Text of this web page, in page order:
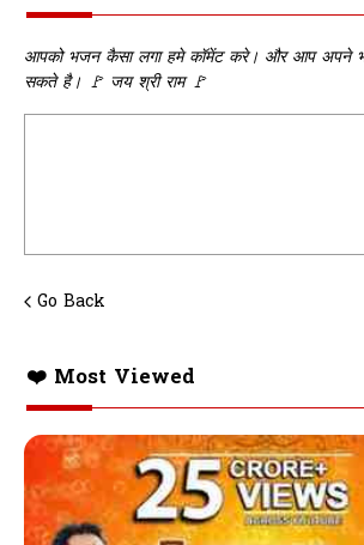
आपको भजन कैसा लगा हमे कॉमेंट करे। और आप अपने
सकते है। 🚩 जय श्री राम 🚩
Go Back
❤️ Most Viewed